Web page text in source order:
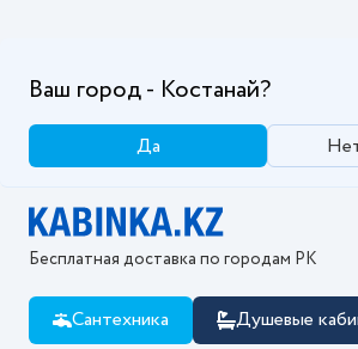
Ваш город - Костанай?
Да
Бесплатная доставка по городам РК
Сантехника Душевые